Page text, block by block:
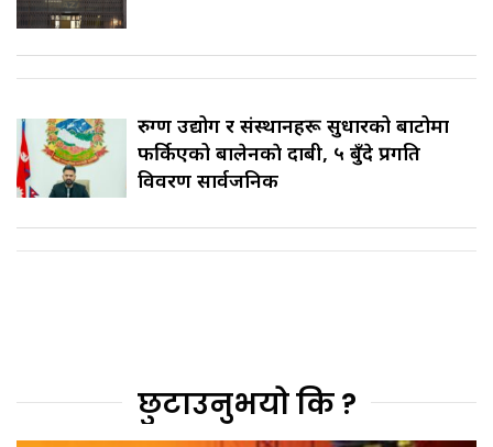
रुग्ण उद्योग र संस्थानहरू सुधारको बाटोमा
फर्किएको बालेनकाे दाबी, ५ बुँदे प्रगति
विवरण सार्वजनिक
छुटाउनुभयो कि ?